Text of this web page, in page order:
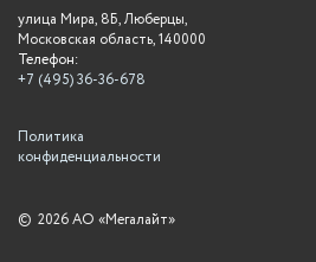
улица Мира, 8Б, Люберцы,
Московская область, 140000
Телефон:
+7 (495) 36-36-678
Политика
конфиденциальности
© 2026 АО «Мегалайт»